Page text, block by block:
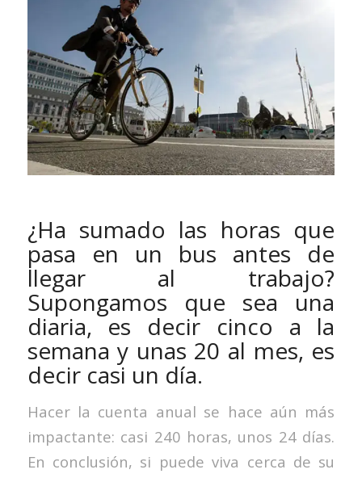
¿Ha sumado las horas que
pasa en un bus antes de
llegar al trabajo?
Supongamos que sea una
diaria, es decir cinco a la
semana y unas 20 al mes, es
decir casi un día.
Hacer la cuenta anual se hace aún más
impactante: casi 240 horas, unos 24 días.
En conclusión, si puede viva cerca de su